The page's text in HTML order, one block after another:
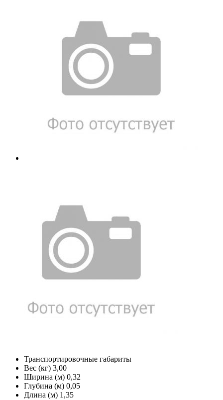
Транспортировочные габариты
Вес (кг) 3,00
Ширина (м) 0,32
Глубина (м) 0,05
Длина (м) 1,35